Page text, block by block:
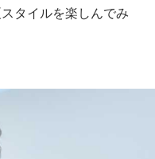
タイルを楽しんでみ